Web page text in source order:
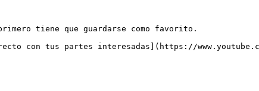
tiene que guardarse como favorito.
tus partes interesadas](https://www.youtube.com/